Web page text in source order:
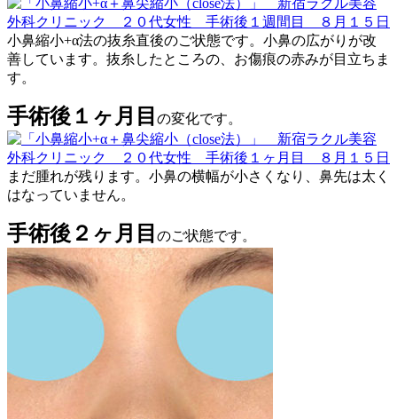
小鼻縮小+α法の抜糸直後のご状態です。小鼻の広がりが改
善しています。抜糸したところの、お傷痕の赤みが目立ちま
す。
手術後１ヶ月目 の変化です。
まだ腫れが残ります。小鼻の横幅が小さくなり、鼻先は太く
はなっていません。
手術後２ヶ月目 のご状態です。